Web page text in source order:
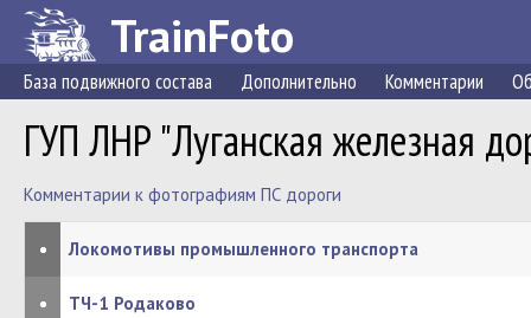
TrainFoto
База подвижного состава Дополнительно Комментарии
ГУП ЛНР "Луганская железная
Комментарии к фотографиям ПС дороги
• Локомотивы промышленного транспорта
• ТЧ-1 Родаково